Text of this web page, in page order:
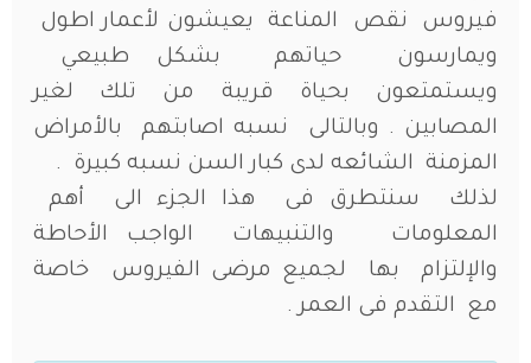
فيروس نقص المناعة يعيشون لأعمار اطول
ويمارسون حياتهم بشكل طبيعي
ويستمتعون بحياة قريبة من تلك لغير
المصابين . وبالتالى نسبه اصابتهم بالأمراض
المزمنة الشائعه لدى كبار السن نسبه كبيرة .
لذلك سنتطرق فى هذا الجزء الى أهم
المعلومات والتنبيهات الواجب الأحاطة
والإلتزام بها لجميع مرضى الفيروس خاصة
مع التقدم فى العمر .